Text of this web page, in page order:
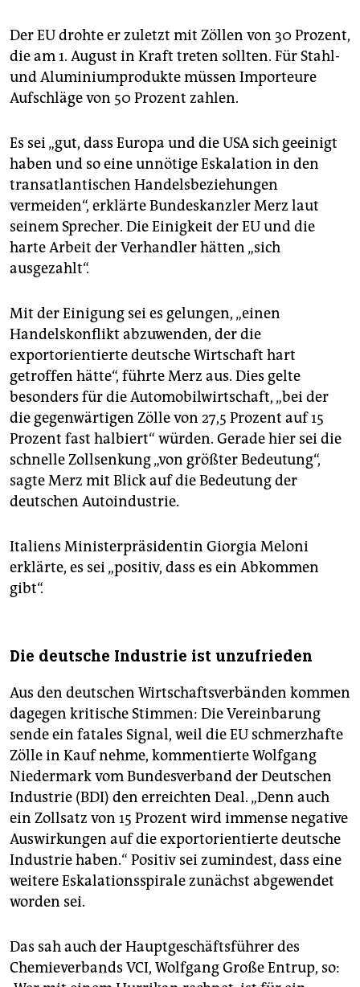
Der EU drohte er zuletzt mit Zöllen von 30 Prozent,
die am 1. August in Kraft treten sollten. Für Stahl-
und Aluminiumprodukte müssen Importeure
Aufschläge von 50 Prozent zahlen.
Es sei „gut, dass Europa und die USA sich geeinigt
haben und so eine unnötige Eskalation in den
transatlantischen Handelsbeziehungen
vermeiden“, erklärte Bundeskanzler Merz laut
seinem Sprecher. Die Einigkeit der EU und die
harte Arbeit der Verhandler hätten „sich
ausgezahlt“.
Mit der Einigung sei es gelungen, „einen
Handelskonflikt abzuwenden, der die
exportorientierte deutsche Wirtschaft hart
getroffen hätte“, führte Merz aus. Dies gelte
besonders für die Automobilwirtschaft, „bei der
die gegenwärtigen Zölle von 27,5 Prozent auf 15
Prozent fast halbiert“ würden. Gerade hier sei die
schnelle Zollsenkung „von größter Bedeutung“,
sagte Merz mit Blick auf die Bedeutung der
deutschen Autoindustrie.
Italiens Ministerpräsidentin Giorgia Meloni
erklärte, es sei „positiv, dass es ein Abkommen
gibt“.
Die deutsche Industrie ist unzufrieden
Aus den deutschen Wirtschaftsverbänden kommen
dagegen kritische Stimmen: Die Vereinbarung
sende ein fatales Signal, weil die EU schmerzhafte
Zölle in Kauf nehme, kommentierte Wolfgang
Niedermark vom Bundesverband der Deutschen
Industrie (BDI) den erreichten Deal. „Denn auch
ein Zollsatz von 15 Prozent wird immense negative
Auswirkungen auf die exportorientierte deutsche
Industrie haben.“ Positiv sei zumindest, dass eine
weitere Eskalationsspirale zunächst abgewendet
worden sei.
Das sah auch der Hauptgeschäftsführer des
Chemieverbands VCI, Wolfgang Große Entrup, so: